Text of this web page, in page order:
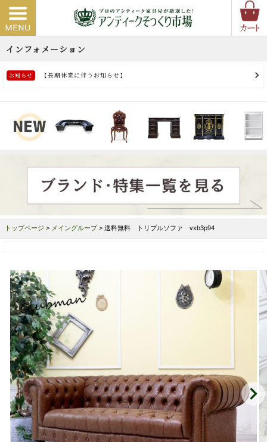
トップページ > メイングループ > 送料無料 トリプルソファ vxb3p94